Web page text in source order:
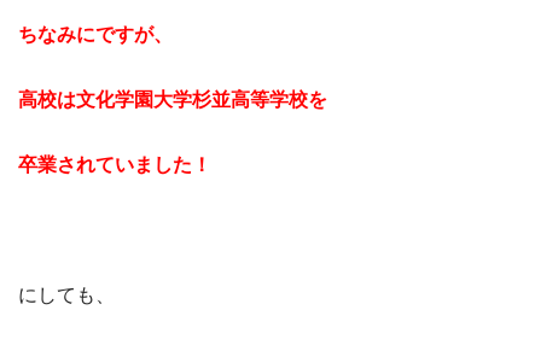
ちなみにですが、
高校は文化学園大学杉並高等学校を
卒業されていました！
にしても、